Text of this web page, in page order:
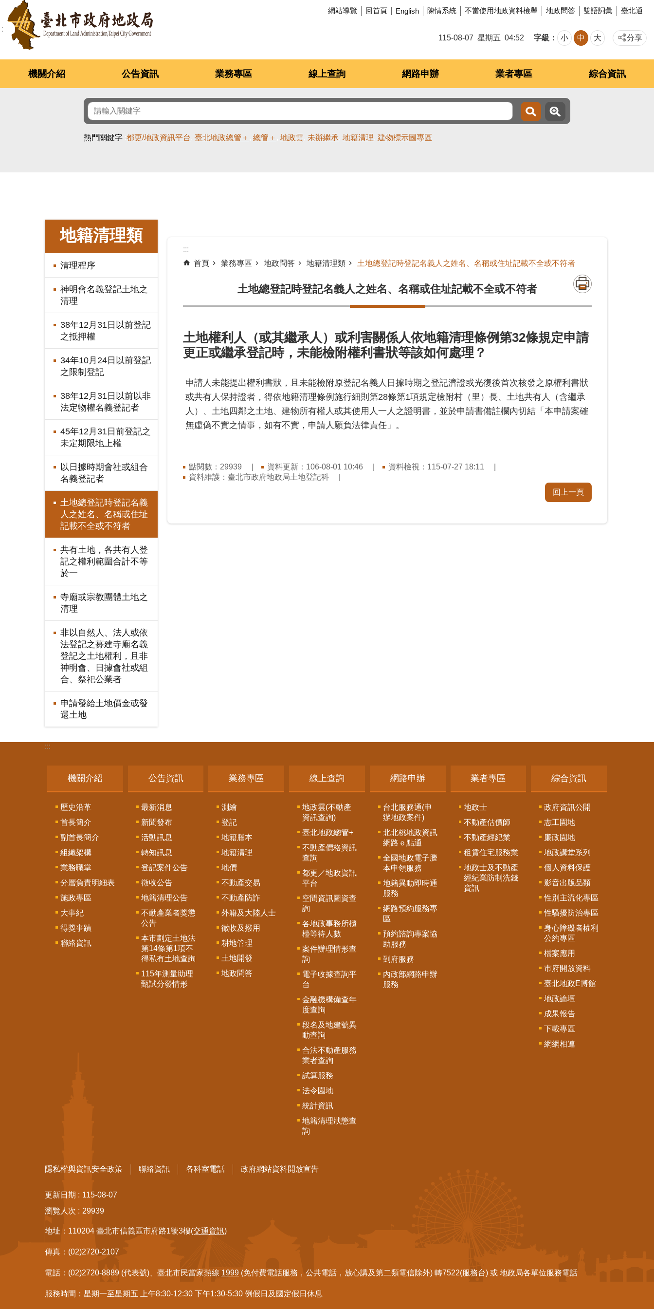
跳到主要內容區塊 網站導覽 回首頁 English 陳情系統 不當使用地政資料檢舉 地政問答 雙語詞彙 臺北通
115-08-07 星期五 04:52 字級 小 中 大 分享
機關介紹 公告資訊 業務專區 線上查詢 網路申辦 業者專區 綜合資訊
熱門關鍵字 都更/地政資訊平台 臺北地政總管＋ 總管＋ 地政雲 未辦繼承 地籍清理 建物標示圖專區
地籍清理類
清理程序
神明會名義登記土地之
清理
38年12月31日以前登記
之抵押權
34年10月24日以前登記
之限制登記
38年12月31日以前以非
法定物權名義登記者
45年12月31日前登記之
未定期限地上權
以日據時期會社或組合
名義登記者
土地總登記時登記名義
人之姓名、名稱或住址
記載不全或不符者
共有土地，各共有人登
記之權利範圍合計不等
於一
寺廟或宗教團體土地之
清理
非以自然人、法人或依
法登記之募建寺廟名義
登記之土地權利，且非
神明會、日據會社或組
合、祭祀公業者
申請發給土地價金或發
還土地
:::
首頁
業務專區 地政問答 地籍清理類 土地總登記時登記名義人之姓名、名稱或住址記載不全或不符者
土地總登記時登記名義人之姓名、名稱或住址記載不全或不符者
土地權利人（或其繼承人）或利害關係人依地籍清理條例第32條規定申請
更正或繼承登記時，未能檢附權利書狀等該如何處理？
申請人未能提出權利書狀，且未能檢附原登記名義人日據時期之登記濟證或光復後首次核發之原權利書狀
或共有人保持證者，得依地籍清理條例施行細則第28條第1項規定檢附村（里）長、土地共有人（含繼承
人）、土地四鄰之土地、建物所有權人或其使用人一人之證明書，並於申請書備註欄內切結「本申請案確
無虛偽不實之情事，如有不實，申請人願負法律責任」。
點閱數： 29939 資料更新：106-08-01 10:46
資料檢視：115-07-27 18:11
資料維護：臺北市政府地政局土地登記科
回上一頁
:::
機關介紹
歷史沿革
首長簡介
副首長簡介
組織架構
業務職掌
分層負責明細表
施政專區
大事紀
得獎事蹟
聯絡資訊
公告資訊
最新消息
新聞發布
活動訊息
轉知訊息
登記案件公告
徵收公告
地籍清理公告
不動產業者獎懲
公告
本市劃定土地法
第14條第1項不
得私有土地查詢
115年測量助理
甄試分發情形
業務專區
測繪
登記
地籍謄本
地籍清理
地價
不動產交易
不動產防詐
外籍及大陸人士
徵收及撥用
耕地管理
土地開發
地政問答
線上查詢
地政雲(不動產
資訊查詢)
臺北地政總管+
不動產價格資訊
查詢
都更／地政資訊
平台
空間資訊圖資查
詢
各地政事務所櫃
檯等待人數
案件辦理情形查
詢
電子收據查詢平
台
金融機構備查年
度查詢
段名及地建號異
動查詢
合法不動產服務
業者查詢
試算服務
法令園地
統計資訊
地籍清理狀態查
詢
網路申辦
台北服務通(申
辦地政案件)
北北桃地政資訊
網路ｅ點通
全國地政電子謄
本申領服務
地籍異動即時通
服務
網路預約服務專
區
預約諮詢專案協
助服務
到府服務
內政部網路申辦
服務
業者專區
地政士
不動產估價師
不動產經紀業
租賃住宅服務業
地政士及不動產
經紀業防制洗錢
資訊
綜合資訊
政府資訊公開
志工園地
廉政園地
地政講堂系列
個人資料保護
影音出版品類
性別主流化專區
性騷擾防治專區
身心障礙者權利
公約專區
檔案應用
市府開放資料
臺北地政E博館
地政論壇
成果報告
下載專區
網網相連
隱私權與資訊安全政策 聯絡資訊 各科室電話 政府網站資料開放宣告
更新日期
115-08-07
瀏覽人次
29939
地址：110204 臺北市信義區市府路1號3樓(交通資訊)
傳真：(02)2720-2107
電話：(02)2720-8889 (代表號)、臺北市民當家熱線 1999 (免付費電話服務，公共電話，放心講及第二類電信除外) 轉7522(服務台) 或 地政局各單位服務電話
服務時間：星期一至星期五 上午8:30-12:30 下午1:30-5:30 例假日及國定假日休息